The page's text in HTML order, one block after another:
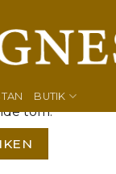
BUTIK
tom.